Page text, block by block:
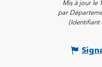
Mis à jour le
par